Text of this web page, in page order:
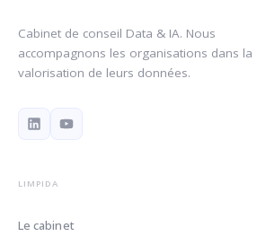
Cabinet de conseil Data & IA. Nous
accompagnons les organisations dans la
valorisation de leurs données.
LIMPIDA
Le cabinet